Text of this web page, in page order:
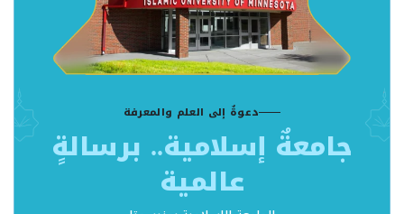
دعوةٌ إلى العلم والمعرفة
جامعةٌ إسلامية.. برسالةٍ
عالمية